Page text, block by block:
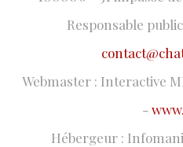
Responsable
Webmaster : Interactive
-
Hébergeur :